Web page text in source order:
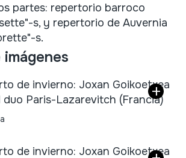
partes: repertorio barroco
s, y repertorio de Auvernia
s.
imágenes